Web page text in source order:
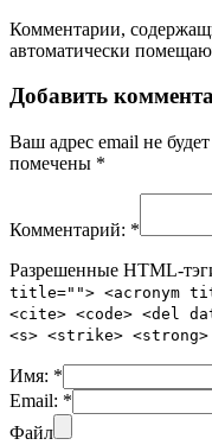
Комментарии,
автоматически
Добавить
Ваш адрес email не
помечены *
Комментарий: *
Разрешенные HTML-
title=""> <acronym
<cite> <code> <del
<s> <strike> <strong>
Имя: *
Email: *
Файл